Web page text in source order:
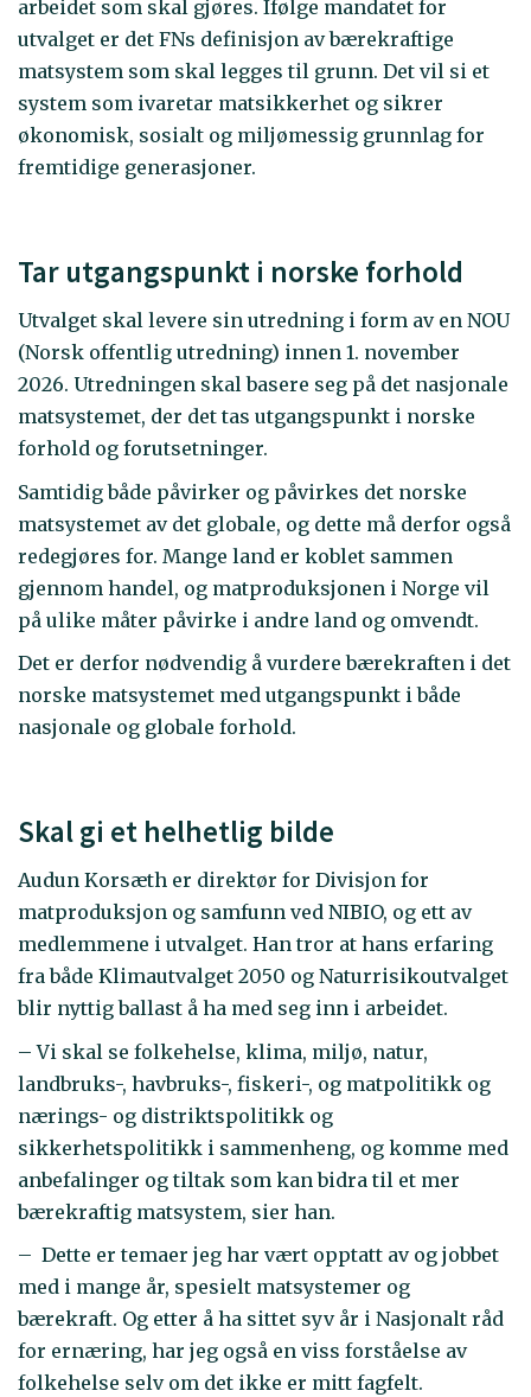
arbeidet som skal gjøres. Ifølge mandatet for
utvalget er det FNs definisjon av bærekraftige
matsystem som skal legges til grunn. Det vil si et
system som ivaretar matsikkerhet og sikrer
økonomisk, sosialt og miljømessig grunnlag for
fremtidige generasjoner.
Tar utgangspunkt i norske forhold
Utvalget skal levere sin utredning i form av en NOU
(Norsk offentlig utredning) innen 1. november
2026. Utredningen skal basere seg på det nasjonale
matsystemet, der det tas utgangspunkt i norske
forhold og forutsetninger.
Samtidig både påvirker og påvirkes det norske
matsystemet av det globale, og dette må derfor også
redegjøres for. Mange land er koblet sammen
gjennom handel, og matproduksjonen i Norge vil
på ulike måter påvirke i andre land og omvendt.
Det er derfor nødvendig å vurdere bærekraften i det
norske matsystemet med utgangspunkt i både
nasjonale og globale forhold.
Skal gi et helhetlig bilde
Audun Korsæth er direktør for Divisjon for
matproduksjon og samfunn ved NIBIO, og ett av
medlemmene i utvalget. Han tror at hans erfaring
fra både Klimautvalget 2050 og Naturrisikoutvalget
blir nyttig ballast å ha med seg inn i arbeidet.
– Vi skal se folkehelse, klima, miljø, natur,
landbruks-, havbruks-, fiskeri-, og matpolitikk og
nærings- og distriktspolitikk og
sikkerhetspolitikk i sammenheng, og komme med
anbefalinger og tiltak som kan bidra til et mer
bærekraftig matsystem, sier han.
– Dette er temaer jeg har vært opptatt av og jobbet
med i mange år, spesielt matsystemer og
bærekraft. Og etter å ha sittet syv år i Nasjonalt råd
for ernæring, har jeg også en viss forståelse av
folkehelse selv om det ikke er mitt fagfelt.